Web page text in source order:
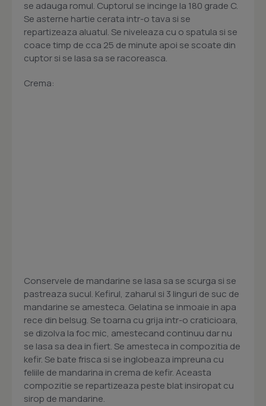
se adauga romul. Cuptorul se incinge la 180 grade C.
Se asterne hartie cerata intr-o tava si se
repartizeaza aluatul. Se niveleaza cu o spatula si se
coace timp de cca 25 de minute apoi se scoate din
cuptor si se lasa sa se racoreasca.
Crema:
Conservele de mandarine se lasa sa se scurga si se
pastreaza sucul. Kefirul, zaharul si 3 linguri de suc de
mandarine se amesteca. Gelatina se inmoaie in apa
rece din belsug. Se toarna cu grija intr-o craticioara,
se dizolva la foc mic, amestecand continuu dar nu
se lasa sa dea in fiert. Se amesteca in compozitia de
kefir. Se bate frisca si se inglobeaza impreuna cu
feliile de mandarina in crema de kefir. Aceasta
compozitie se repartizeaza peste blat insiropat cu
sirop de mandarine.